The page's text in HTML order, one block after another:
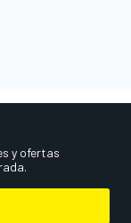
y ofertas